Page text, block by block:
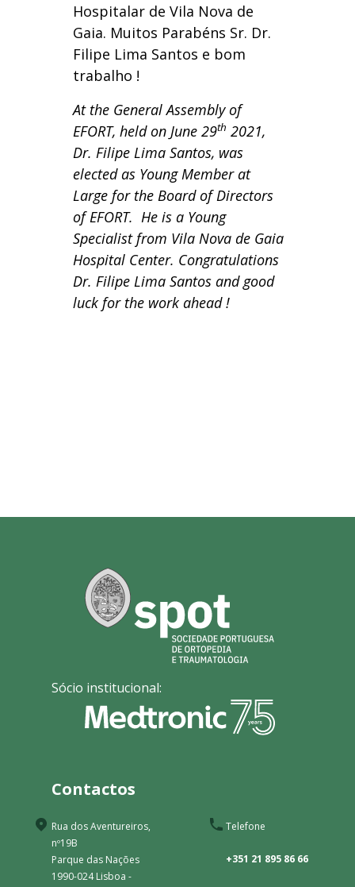
Hospitalar de Vila Nova de
Gaia. Muitos Parabéns Sr. Dr.
Filipe Lima Santos e bom
trabalho !
At the General Assembly of
EFORT, held on June 29th 2021,
Dr. Filipe Lima Santos, was
elected as Young Member at
Large for the Board of Directors
of EFORT. He is a Young
Specialist from Vila Nova de Gaia
Hospital Center. Congratulations
Dr. Filipe Lima Santos and good
luck for the work ahead !
Sócio institucional:
Contactos
Rua dos Aventureiros,
nº19B
Parque das Nações
1990-024 Lisboa -
Telefone
+351 21 895 86 66